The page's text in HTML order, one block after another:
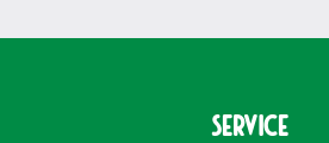
Service